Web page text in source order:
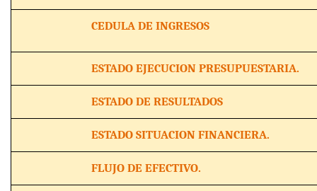
CEDULA DE INGRESOS
ESTADO EJECUCION PRESUPUESTARIA.
ESTADO DE RESULTADOS
ESTADO SITUACION FINANCIERA.
FLUJO DE EFECTIVO.